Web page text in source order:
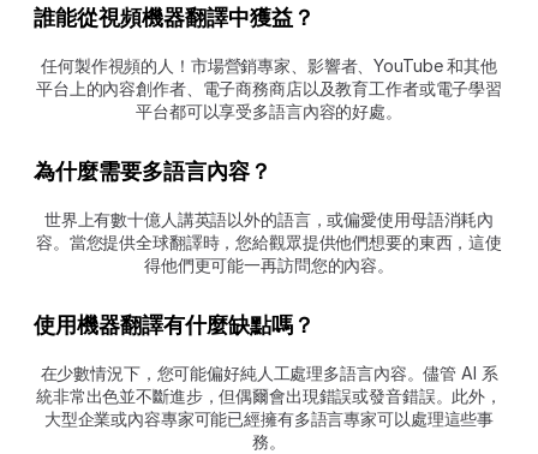
誰能從視頻機器翻譯中獲益？
任何製作視頻的人！市場營銷專家、影響者、YouTube 和其他
平台上的內容創作者、電子商務商店以及教育工作者或電子學習
平台都可以享受多語言內容的好處。
為什麼需要多語言內容？
世界上有數十億人講英語以外的語言，或偏愛使用母語消耗內
容。當您提供全球翻譯時，您給觀眾提供他們想要的東西，這使
得他們更可能一再訪問您的內容。
使用機器翻譯有什麼缺點嗎？
在少數情況下，您可能偏好純人工處理多語言內容。儘管 AI 系
統非常出色並不斷進步，但偶爾會出現錯誤或發音錯誤。此外，
大型企業或內容專家可能已經擁有多語言專家可以處理這些事
務。